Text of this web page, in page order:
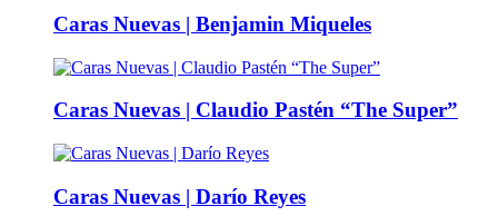
Caras Nuevas | Benjamin Miqueles
Caras Nuevas | Claudio Pastén “The Super”
Caras Nuevas | Darío Reyes